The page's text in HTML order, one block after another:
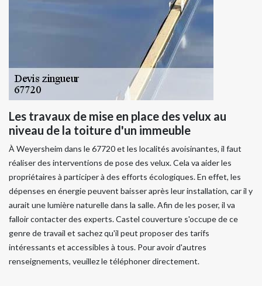
Les travaux de mise en place des velux au
niveau de la toiture d'un immeuble
À Weyersheim dans le 67720 et les localités avoisinantes, il faut
réaliser des interventions de pose des velux. Cela va aider les
propriétaires à participer à des efforts écologiques. En effet, les
dépenses en énergie peuvent baisser après leur installation, car il y
aurait une lumière naturelle dans la salle. Afin de les poser, il va
falloir contacter des experts. Castel couverture s'occupe de ce
genre de travail et sachez qu'il peut proposer des tarifs
intéressants et accessibles à tous. Pour avoir d'autres
renseignements, veuillez le téléphoner directement.